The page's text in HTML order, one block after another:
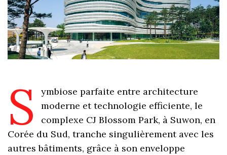
S
ymbiose parfaite entre architecture
moderne et technologie efficiente, le
complexe CJ Blossom Park, à Suwon, en
Corée du Sud, tranche singulièrement avec les
autres bâtiments, grâce à son enveloppe